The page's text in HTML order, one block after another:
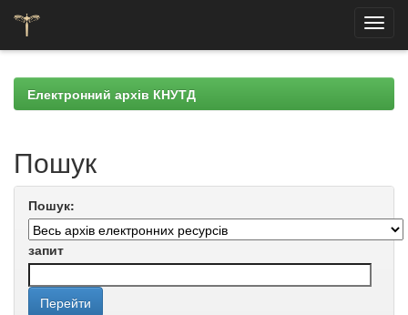
navigationЕлектронний архів КНУТД
Пошук
Пошук:
запит